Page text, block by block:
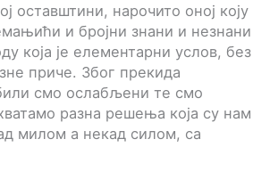
оставштини, нарочито оној коју
и бројни знани и незнани
која је елементарни услов, без
приче. Због прекида
смо ослабљени те смо
разна решења која су нам
милом а некад силом, са